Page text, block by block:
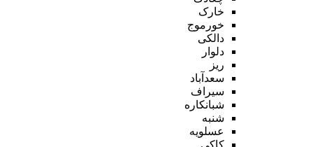
خارک
خورموج
دالکی
دلوار
ریز
سعدآباد
سیراف
شبانکاره
شنبه
عسلویه
کاکی